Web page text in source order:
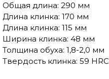
Общая длина: 290 мм
Длина клинка: 170 мм
Длина клинка: 115 мм
Ширина клинка: 48 мм
Толщина обуха: 1,8-2,0 мм
Твердость клинка: 59 HRC